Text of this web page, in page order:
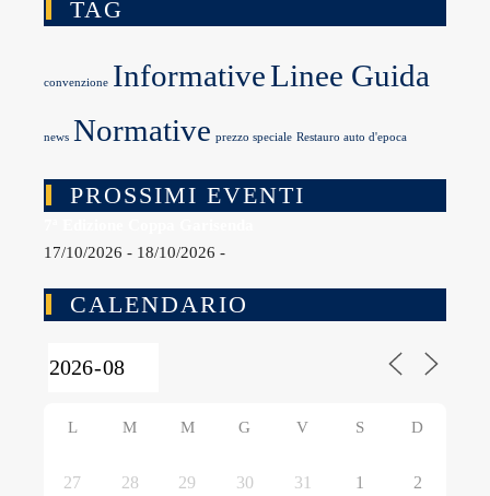
TAG
convenzione InformativeLinee Guida
news Normative prezzo speciale Restauro auto d'epoca
PROSSIMI EVENTI
17/10/2026 - 18/10/2026 -
CALENDARIO
L M M G V S D
27 28 29 30 31 1 2